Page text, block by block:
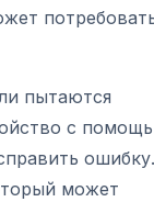
пытаются
с
ошибку.
может